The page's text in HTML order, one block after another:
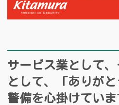
サービス業として
として、「ありが
警備を心掛けていま